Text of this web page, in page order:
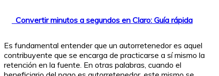
Convertir minutos a segundos en Claro: Guía rápida
Es fundamental entender que un autorretenedor es aquel
contribuyente que se encarga de practicarse a sí mismo la
retención en la fuente. En otras palabras, cuando el